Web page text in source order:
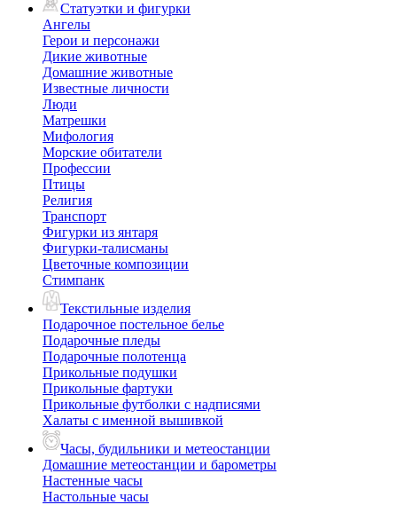
Статуэтки и фигурки
Ангелы
Герои и персонажи
Дикие животные
Домашние животные
Известные личности
Люди
Матрешки
Мифология
Морские обитатели
Профессии
Птицы
Религия
Транспорт
Фигурки из янтаря
Фигурки-талисманы
Цветочные композиции
Стимпанк
Текстильные изделия
Подарочное постельное белье
Подарочные пледы
Подарочные полотенца
Прикольные подушки
Прикольные фартуки
Прикольные футболки с надписями
Халаты с именной вышивкой
Часы, будильники и метеостанции
Домашние метеостанции и барометры
Настенные часы
Настольные часы